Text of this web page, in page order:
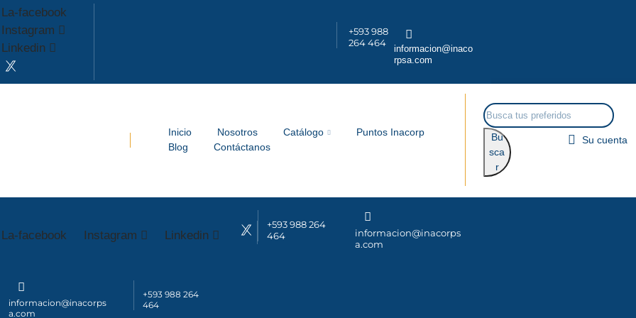
La-facebook
Instagram
Linkedin
+593 988
264 464
informacion@inaco
rpsa.com
Inicio Nosotros Catálogo
Puntos Inacorp
Blog
Contáctanos
Bu
sca
r
Su cuenta
La-facebook Instagram Linkedin
+593 988 264
464
informacion@inacorps
a.com
informacion@inacorps
a.com
+593 988 264
464